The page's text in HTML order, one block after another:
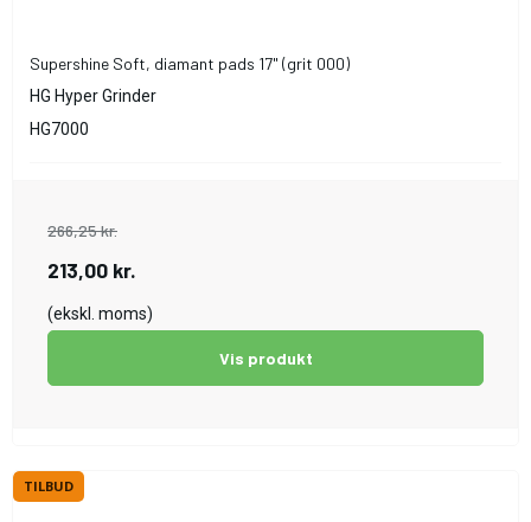
Supershine Soft, diamant pads 17" (grit 000)
HG Hyper Grinder
HG7000
266,25 kr.
213,00 kr.
(ekskl. moms)
Vis produkt
TILBUD